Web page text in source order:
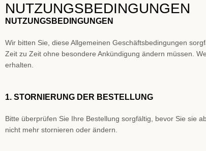
NUTZUNGSBEDINGUNGEN
NUTZUNGSBEDINGUNGEN
Wir bitten Sie, diese Allgemeinen Geschäftsbedingungen
Zeit zu Zeit ohne besondere Ankündigung ändern müssen.
erhalten.
1. STORNIERUNG DER BESTELLUNG
Bitte überprüfen Sie Ihre Bestellung sorgfältig, bevor Sie sie
nicht mehr stornieren oder ändern.